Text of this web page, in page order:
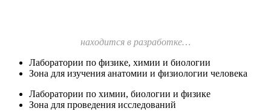
находится в разработке…
Лаборатории по физике, химии и биологии
Зона для изучения анатомии и физиологии человека
Лаборатории по химии, биологии и физике
Зона для проведения исследований